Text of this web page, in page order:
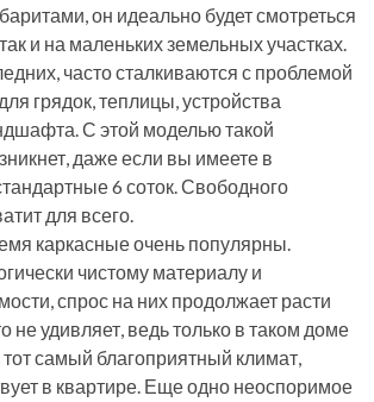
он идеально будет смотреться
и на маленьких земельных участках.
часто сталкиваются с проблемой
грядок, теплицы, устройства
С этой моделью такой
даже если вы имеете в
6 соток. Свободного
для всего.
каркасные очень популярны.
чистому материалу и
спрос на них продолжает расти
не удивляет, ведь только в таком доме
самый благоприятный климат,
в квартире. Еще одно неоспоримое